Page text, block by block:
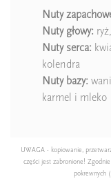
Nuty
Nuty głowy:
Nuty serca:
kolendra
Nuty bazy:
karmel i mleko
UWAGA - kopiowanie,
części jest zabronione!
pokrewnych